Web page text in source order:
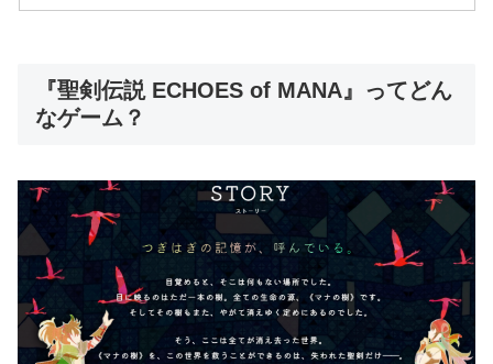
『聖剣伝説 ECHOES of MANA』ってどん
なゲーム？